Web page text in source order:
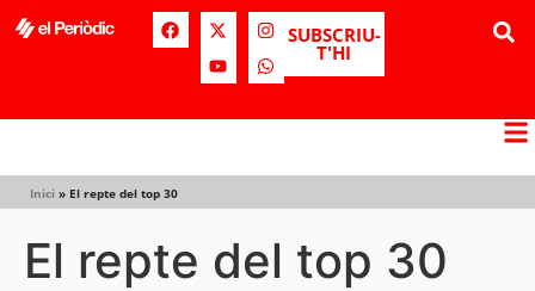
SUBSCRIU-
T'HI
Inici » El repte del top 30
El repte del top 30